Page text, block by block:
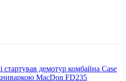
стартував демотур комбайна Case
MacDon FD235